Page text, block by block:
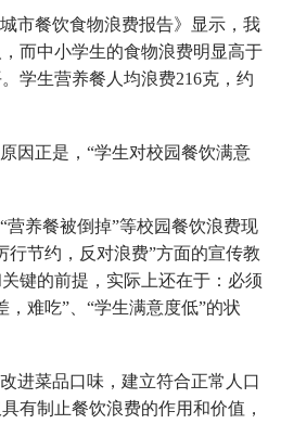
市餐饮食物浪费报告》显示，我
而中小学生的食物浪费明显高于
学生营养餐人均浪费216克，约
因正是，“学生对校园餐饮满意
营养餐被倒掉”等校园餐饮浪费现
行节约，反对浪费”方面的宣传教
键的前提，实际上还在于：必须
，难吃”、“学生满意度低”的状
进菜品口味，建立符合正常人口
有制止餐饮浪费的作用和价值，